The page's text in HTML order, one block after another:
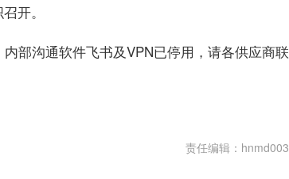
开。
部沟通软件飞书及VPN已停用，请各供应商联
责任编辑：hnmd003